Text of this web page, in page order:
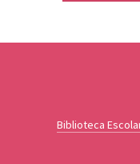
Biblioteca